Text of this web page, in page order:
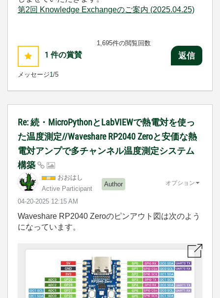
第2回 Knowledge Exchangeのご案内 (2025.04.25)
1 件の賞賛
メッセージ1/5
1,695件の閲覧回数
返信
Re: 続・MicroPythonとLabVIEWで熱電対を使っ
た温度測定//Waveshare RP2040 Zeroと安価な熱
電対アンプで多チャンネル温度測定システム
構築
おおはし
Active Participant
Author
‎04-20-2025 12:15 AM
オプション
Waveshare RP2040 Zeroのピンアウト図は次のよう
になっています。